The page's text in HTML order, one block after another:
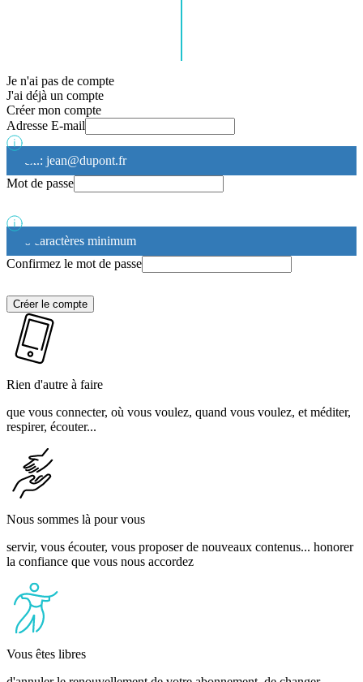
Je n'ai pas de compte
J'ai déjà un compte
Créer mon compte
Adresse E-mail
ex.: jean@dupont.fr
Mot de passe
6 caractères minimum
Confirmez le mot de passe
Créer le compte
Rien d'autre à faire
que vous connecter, où vous voulez, quand vous voulez, et méditer,
respirer, écouter...
Nous sommes là pour vous
servir, vous écouter, vous proposer de nouveaux contenus... honorer
la confiance que vous nous accordez
Vous êtes libres